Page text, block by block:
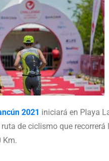
2021 iniciará en Playa
de ciclismo que
Km.